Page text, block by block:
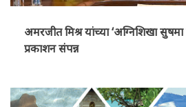
अमरजीत मिश्र यांच्या ‘अग्निशिखा
प्रकाशन संपन्न